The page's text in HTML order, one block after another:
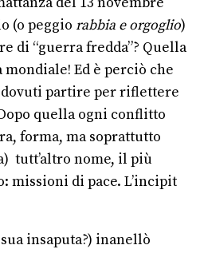
(o peggio rabbia e orgoglio)
di “guerra fredda”? Quella
mondiale! Ed è perciò che
partire per riflettere
quella ogni conflitto
forma, ma soprattutto
tutt’altro nome, il più
missioni di pace. L’incipit
insaputa?) inanellò